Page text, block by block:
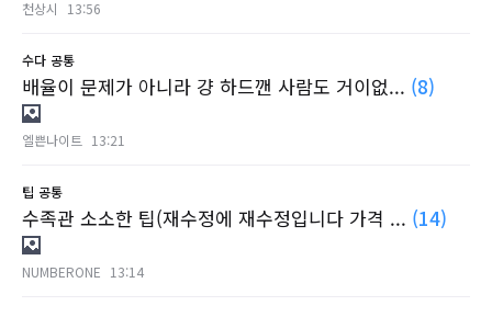
천상시 13:56
수다 공통
배율이 문제가 아니라 걍 하드깬 사람도 거이없... (8)
엘쁜나이트 13:21
팁 공통
수족관 소소한 팁(재수정에 재수정입니다 가격 ... (14)
NUMBERONE 13:14